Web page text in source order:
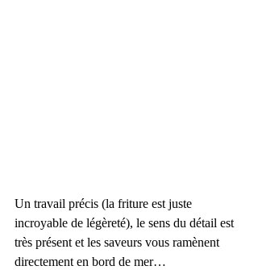
Un travail précis (la friture est juste
incroyable de légèreté), le sens du détail est
très présent et les saveurs vous ramènent
directement en bord de mer…